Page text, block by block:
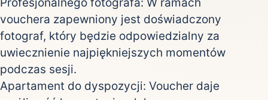
vouchera zapewniony jest doświadczony
fotograf, który będzie odpowiedzialny za
uwiecznienie najpiękniejszych momentów
podczas sesji.
Apartament do dyspozycji: Voucher daje